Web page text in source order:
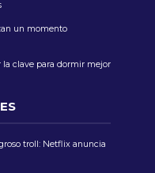
un momento
la clave para dormir mejor
troll: Netflix anuncia